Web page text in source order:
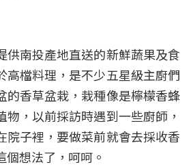
供南投產地直送的新鮮蔬果及食
高檔料理，是不少五星級主廚們
的香草盆栽，栽種像是檸檬香蜂
物，以前採訪時遇到一些廚師，
院子裡，要做菜前就會去採收香
想法了，呵呵。